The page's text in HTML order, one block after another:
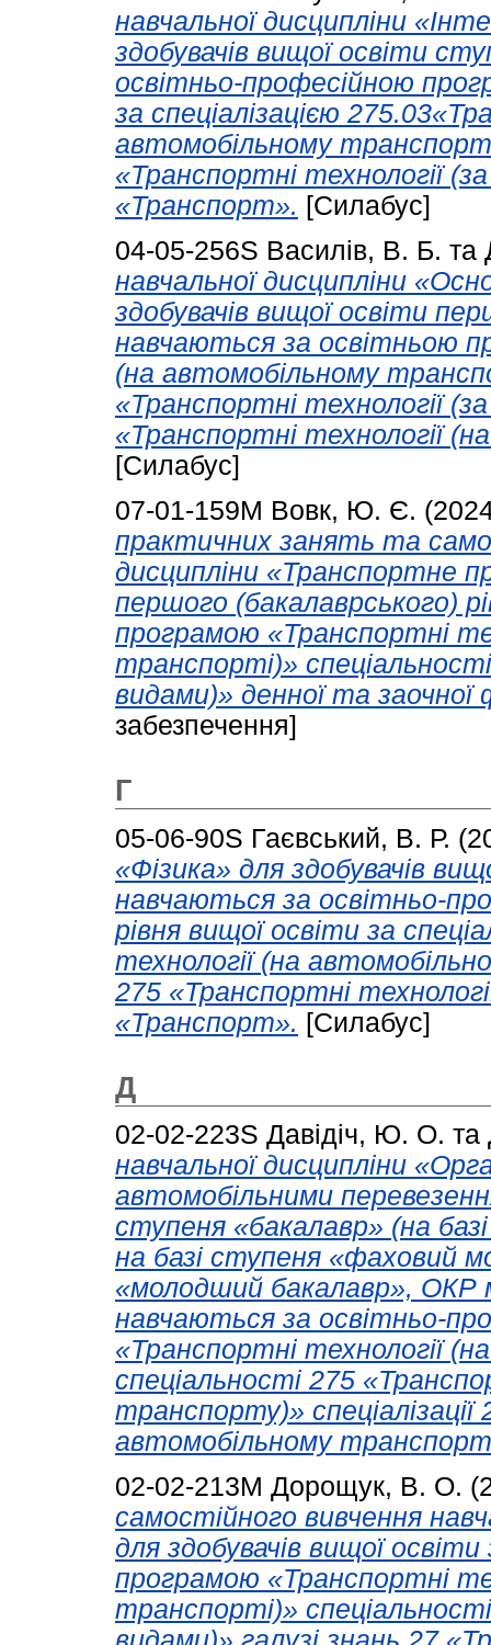
навчальної дисципліни
здобувачів вищої освіти
освітньо-професійною
за спеціалізацією
автомобільному
«Транспортні технології
«Транспорт». [Силабус]
04-05-256S Василів, В. Б. та
навчальної дисципліни
здобувачів вищої освіти
навчаються за освітньою
(на автомобільному
«Транспортні технології
«Транспортні технології
[Силабус]
07-01-159М Вовк, Ю. Є.
практичних занять та
дисципліни «Транспортне
першого (бакалаврського)
програмою «Транспортні
транспорті)»
видами)» денної та
забезпечення]
Г
05-06-90S Гаєвський, В. Р.
«Фізика» для здобувачів
навчаються за освітньо-
рівня вищої освіти за
технології (на
275 «Транспортні
«Транспорт». [Силабус]
Д
02-02-223S Давідіч, Ю. О. та
навчальної дисципліни
автомобільними
ступеня «бакалавр» (на
на базі ступеня «фаховий
«молодший бакалавр», ОКР
навчаються за освітньо-
«Транспортні технології
спеціальності 275
транспорту)»
автомобільному
02-02-213М Дорощук, В. О.
самостійного вивчення
для здобувачів вищої
програмою «Транспортні
транспорті)»